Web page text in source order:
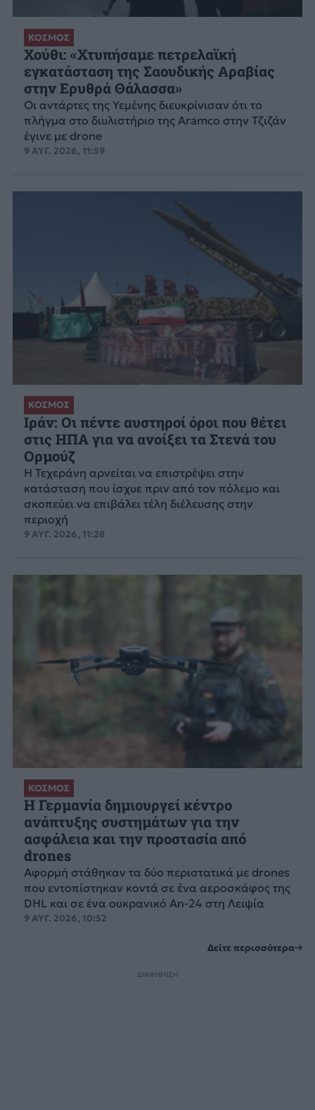
ΚΟΣΜΟΣ
Χούθι: «Χτυπήσαμε πετρελαϊκή
εγκατάσταση της Σαουδικής Αραβίας
στην Ερυθρά Θάλασσα»
Οι αντάρτες της Υεμένης διευκρίνισαν ότι το
πλήγμα στο διυλιστήριο της Aramco στην Τζιζάν
έγινε με drone
9 ΑΥΓ. 2026, 11:59
ΚΟΣΜΟΣ
Ιράν: Οι πέντε αυστηροί όροι που θέτει
στις ΗΠΑ για να ανοίξει τα Στενά του
Ορμούζ
Η Τεχεράνη αρνείται να επιστρέψει στην
κατάσταση που ίσχυε πριν από τον πόλεμο και
σκοπεύει να επιβάλει τέλη διέλευσης στην
περιοχή
9 ΑΥΓ. 2026, 11:28
ΚΟΣΜΟΣ
Η Γερμανία δημιουργεί κέντρο
ανάπτυξης συστημάτων για την
ασφάλεια και την προστασία από
drones
Αφορμή στάθηκαν τα δύο περιστατικά με drones
που εντοπίστηκαν κοντά σε ένα αεροσκάφος της
DHL και σε ένα ουκρανικό An-24 στη Λειψία
9 ΑΥΓ. 2026, 10:52
Δείτε περισσότερα
ΔΙΑΦΗΜΙΣΗ